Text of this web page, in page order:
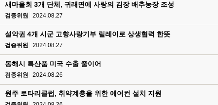
새마을회 3개 단체, 귀래면에 사랑의 김장 배추농장 조성
검증위원 2024.08.27
설악권 4개 시군 고향사랑기부 릴레이로 상생협력 한뜻
검증위원 2024.08.27
동해시 특산품 미국 수출 줄이어
검증위원 2024.08.26
원주 로타리클럽, 취약계층을 위한 에어컨 설치 지원